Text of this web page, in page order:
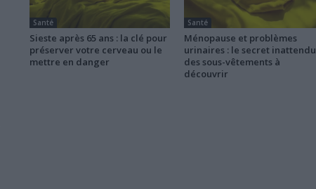
Santé
Sieste après 65 ans : la clé pour
préserver votre cerveau ou le
mettre en danger
Santé
Ménopause et problèmes
urinaires : le secret inattendu
des sous-vêtements à
découvrir